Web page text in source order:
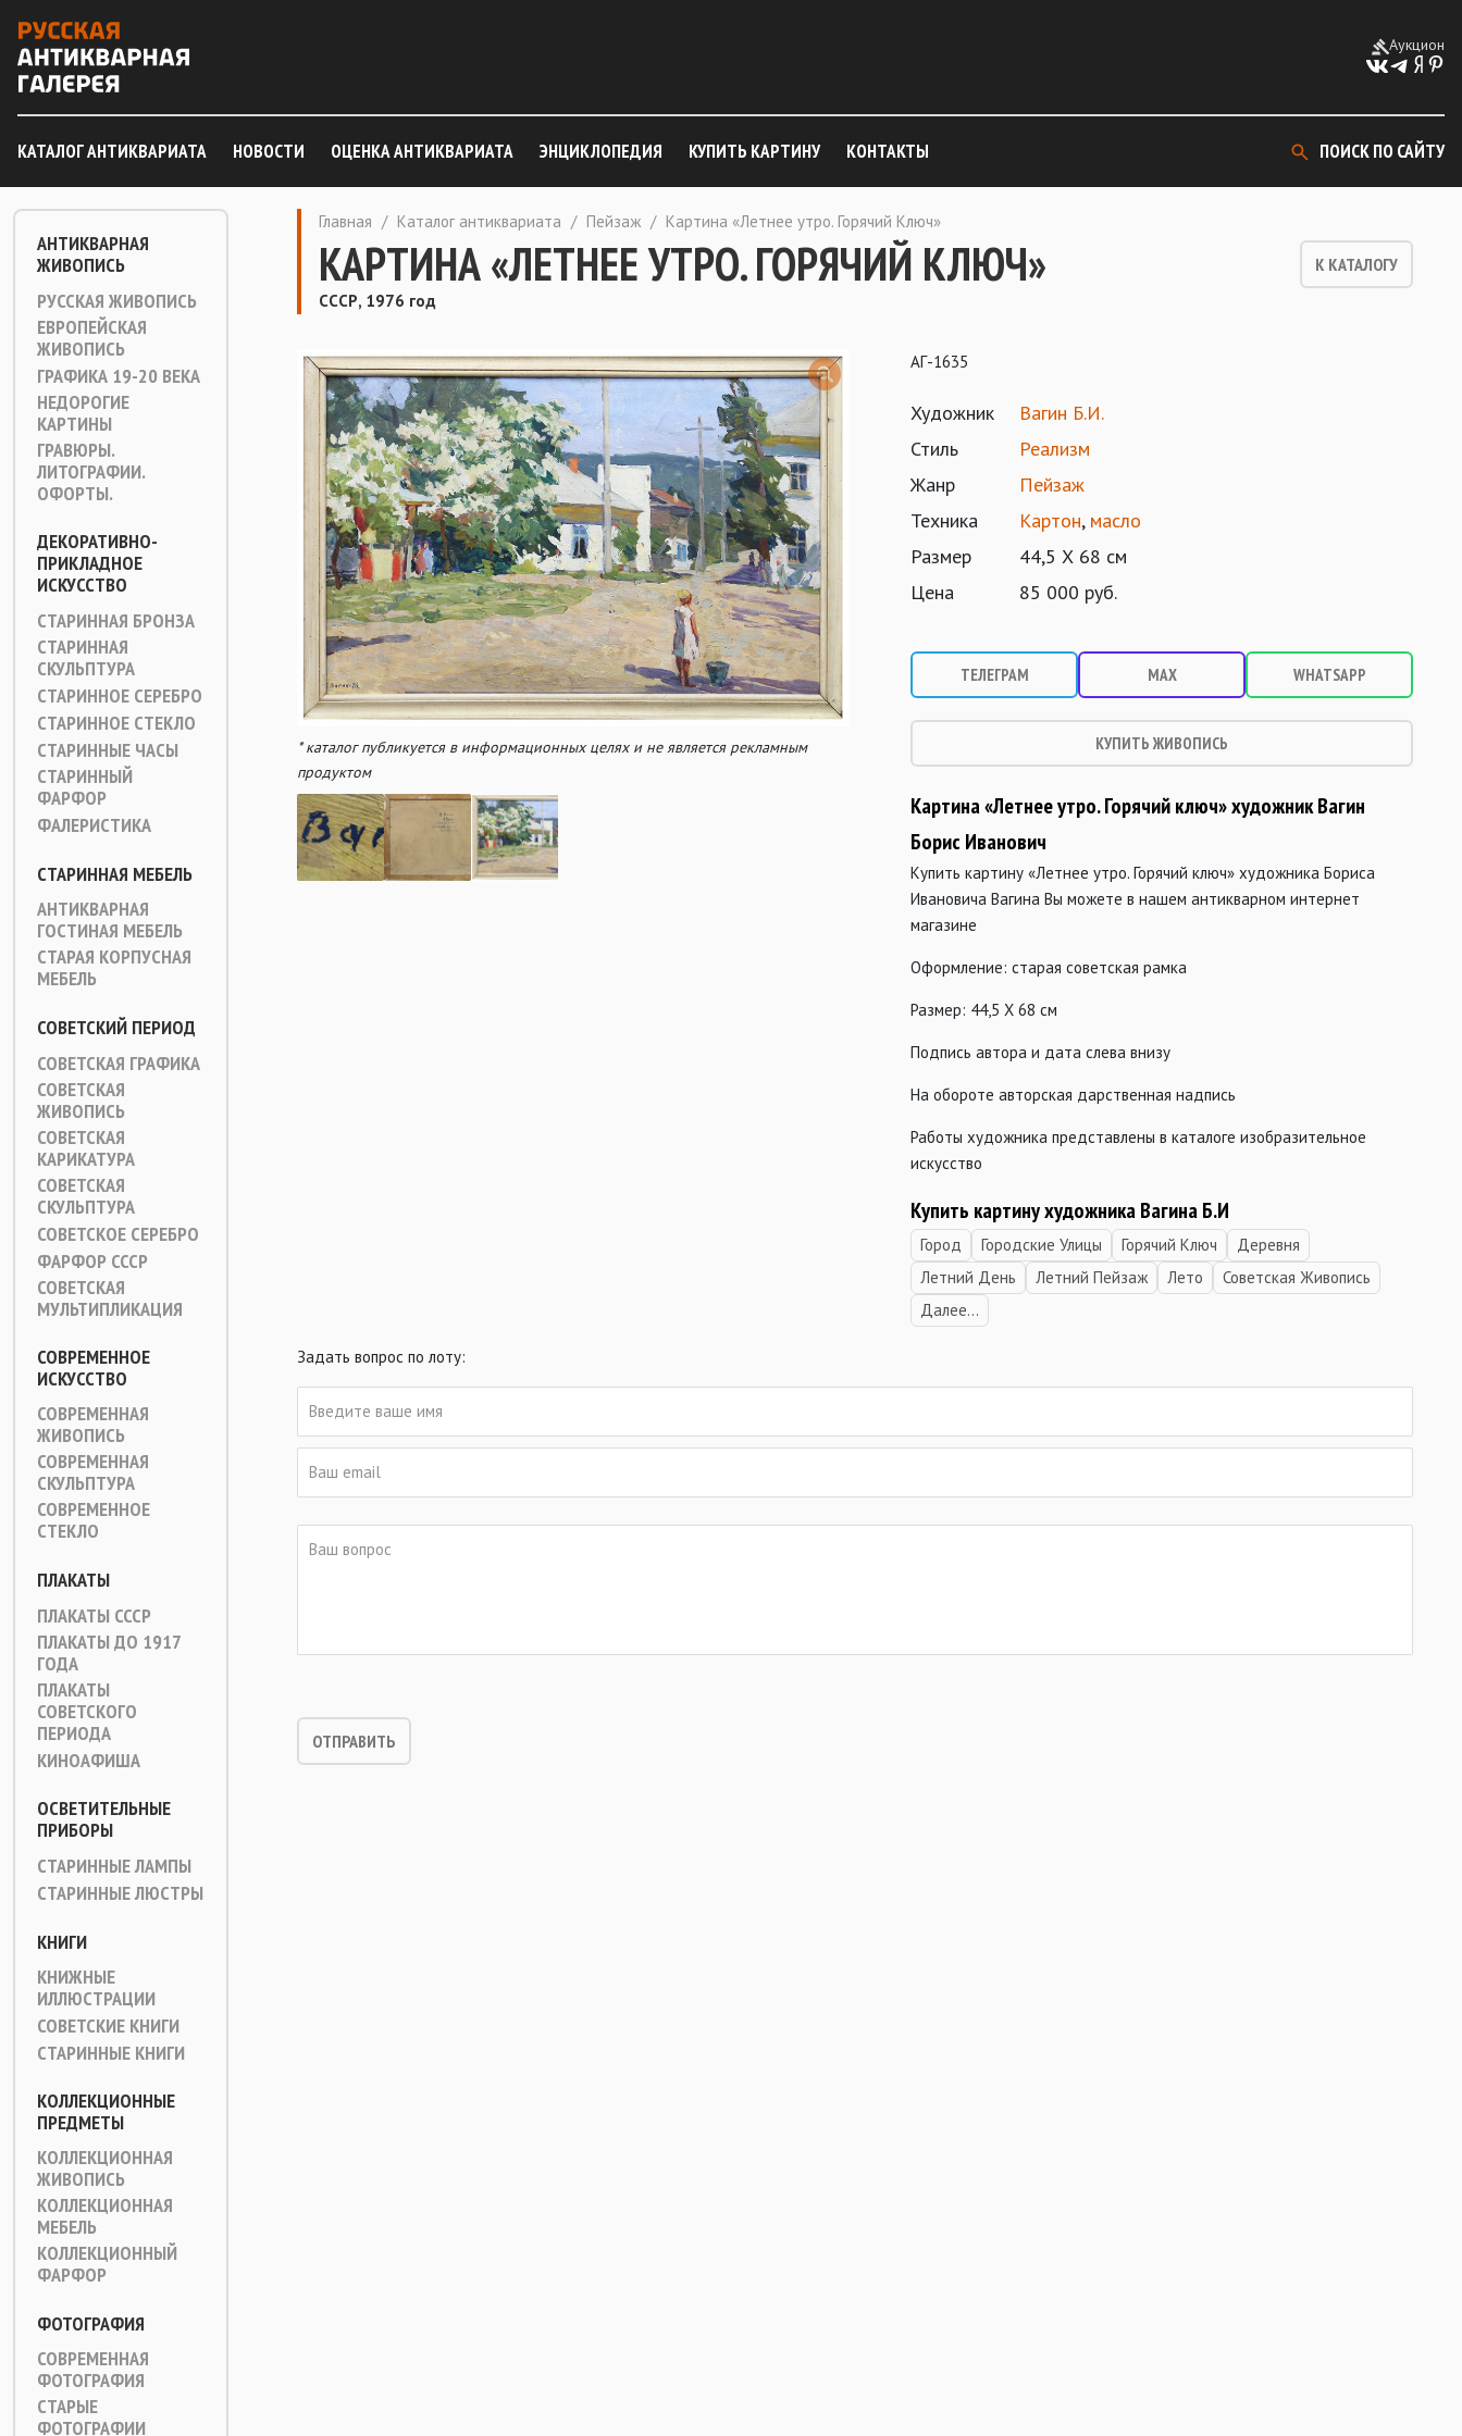
Аукцион
КАТАЛОГ АНТИКВАРИАТА НОВОСТИ ОЦЕНКА АНТИКВАРИАТА ЭНЦИКЛОПЕДИЯ КУПИТЬ КАРТИНУ КОНТАКТЫ ПОИСК ПО САЙТУ
АНТИКВАРНАЯ
ЖИВОПИСЬ
РУССКАЯ ЖИВОПИСЬ
ЕВРОПЕЙСКАЯ
ЖИВОПИСЬ
ГРАФИКА 19-20 ВЕКА
НЕДОРОГИЕ
КАРТИНЫ
ГРАВЮРЫ.
ЛИТОГРАФИИ.
ОФОРТЫ.
ДЕКОРАТИВНО-
ПРИКЛАДНОЕ
ИСКУССТВО
СТАРИННАЯ БРОНЗА
СТАРИННАЯ
СКУЛЬПТУРА
СТАРИННОЕ СЕРЕБРО
СТАРИННОЕ СТЕКЛО
СТАРИННЫЕ ЧАСЫ
СТАРИННЫЙ
ФАРФОР
ФАЛЕРИСТИКА
СТАРИННАЯ МЕБЕЛЬ
АНТИКВАРНАЯ
ГОСТИНАЯ МЕБЕЛЬ
СТАРАЯ КОРПУСНАЯ
МЕБЕЛЬ
СОВЕТСКИЙ ПЕРИОД
СОВЕТСКАЯ ГРАФИКА
СОВЕТСКАЯ
ЖИВОПИСЬ
СОВЕТСКАЯ
КАРИКАТУРА
СОВЕТСКАЯ
СКУЛЬПТУРА
СОВЕТСКОЕ СЕРЕБРО
ФАРФОР СССР
СОВЕТСКАЯ
МУЛЬТИПЛИКАЦИЯ
СОВРЕМЕННОЕ
ИСКУССТВО
СОВРЕМЕННАЯ
ЖИВОПИСЬ
СОВРЕМЕННАЯ
СКУЛЬПТУРА
СОВРЕМЕННОЕ
СТЕКЛО
ПЛАКАТЫ
ПЛАКАТЫ СССР
ПЛАКАТЫ ДО 1917
ГОДА
ПЛАКАТЫ
СОВЕТСКОГО
ПЕРИОДА
КИНОАФИША
ОСВЕТИТЕЛЬНЫЕ
ПРИБОРЫ
СТАРИННЫЕ ЛАМПЫ
СТАРИННЫЕ ЛЮСТРЫ
КНИГИ
КНИЖНЫЕ
ИЛЛЮСТРАЦИИ
СОВЕТСКИЕ КНИГИ
СТАРИННЫЕ КНИГИ
КОЛЛЕКЦИОННЫЕ
ПРЕДМЕТЫ
КОЛЛЕКЦИОННАЯ
ЖИВОПИСЬ
КОЛЛЕКЦИОННАЯ
МЕБЕЛЬ
КОЛЛЕКЦИОННЫЙ
ФАРФОР
ФОТОГРАФИЯ
СОВРЕМЕННАЯ
ФОТОГРАФИЯ
СТАРЫЕ
ФОТОГРАФИИ
Главная / Каталог антиквариата / Пейзаж / Картина «Летнее утро. Горячий Ключ»
КАРТИНА «ЛЕТНЕЕ УТРО. ГОРЯЧИЙ КЛЮЧ» К КАТАЛОГУ
СССР, 1976 год
* каталог публикуется в информационных целях и не является рекламным
продуктом
АГ-1635
Художник
Вагин Б.И.
Стиль
Реализм
Жанр
Пейзаж
Техника
Картон, масло
Размер
44,5 Х 68 см
Цена
85 000 руб.
ТЕЛЕГРАМ MAX WHATSAPP
КУПИТЬ ЖИВОПИСЬ
Картина «Летнее утро. Горячий ключ» художник Вагин
Борис Иванович
Купить картину «Летнее утро. Горячий ключ» художника Бориса
Ивановича Вагина Вы можете в нашем антикварном интернет
магазине
Оформление: старая советская рамка
Размер: 44,5 Х 68 см
Подпись автора и дата слева внизу
На обороте авторская дарственная надпись
Работы художника представлены в каталоге изобразительное
искусство
Купить картину художника Вагина Б.И
Город Городские Улицы Горячий Ключ
Деревня
Летний День
Летний Пейзаж Лето
Советская Живопись
Далее...
Задать вопрос по лоту: